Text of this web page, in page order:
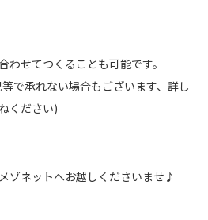
わせてつくることも可能です。
で承れない場合もございます、詳し
ください)
ゾネットへお越しくださいませ♪